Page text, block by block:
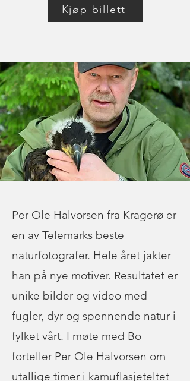
Kjøp billett
Per Ole Halvorsen fra Kragerø er
en av Telemarks beste
naturfotografer. Hele året jakter
han på nye motiver. Resultatet er
unike bilder og video med
fugler, dyr og spennende natur i
fylket vårt. I møte med Bo
forteller Per Ole Halvorsen om
utallige timer i kamuflasjeteltet